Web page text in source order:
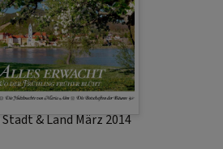
& Land März 2014